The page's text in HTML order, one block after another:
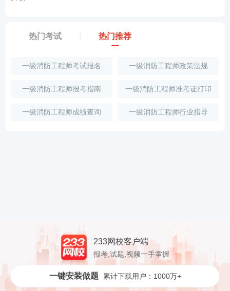
热门考试 热门推荐
一级消防工程师考试报名 一级消防工程师政策法规
一级消防工程师报考指南 一级消防工程师准考证打印
一级消防工程师成绩查询 一级消防工程师行业指导
233网校客户端
报考,试题,视频一手掌握
一键安装做题 累计下载用户：1000万+